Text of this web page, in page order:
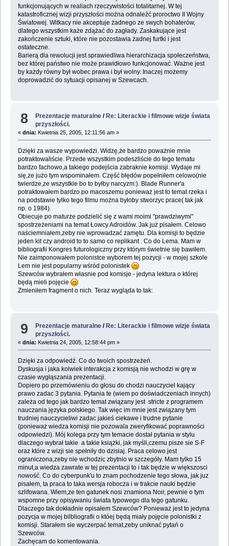
funkcjonujących w realiach rzeczywistości totalitarnej. W tej
katastroficznej wizji przyszłości można odnaleźć proroctwo II Wojny
Światowej. Witkacy nie akceptuje żadnego ze swych bohaterów,
dlatego wszystkim każe zdążać do zagłady. Zaskakujące jest
zakończenie sztuki, które nie pozostawia żadnej furtki i jest
ostateczne.
Barierą dla rewolucji jest sprawiedliwa hierarchizacja społeczeństwa,
bez której państwo nie może prawidłowo funkcjonować. Ważne jest
by każdy równy był wobec prawa i był wolny. Inaczej możemy
doprowadzić do sytuacji opisanej w Szewcach.
8 Prezentacje maturalne /Re: Literackie i filmowe wizje świata
przyszłości.
« dnia: Kwietnia 25, 2005, 12:11:56 am »
Dzięki za wasze wypowiedzi. Widzę,że bardzo poważnie mnie
potraktowaliście. Przede wszystkim podeszliście do tego tematu
bardzo fachowo,a takiego podejścia zabraknie komisji. Wydaje mi
się,ze jużo tym wspominałem. Część błędów popełniłem celowo(nie
twierdze,ze wszystkie bo to byłby narcyzm:). Blade Runner'a
potraktowałem bardzo po macoszemu ponieważ jest to temat rzeka i
na podstawie tylko tego filmu można byłoby stworzyc prace( tak jak
np. o 1984).
Obiecuje po maturze podzielić się z wami moimi "prawdziwymi"
spostrzeżeniami na temat Łowcy Adroidów. Jak już pisałem. Celowo
naściemniałem,zeby nie wprowadzać zamętu. Dla komisji to będzie
jeden kit czy android to to samo co replikant . Co do Lema. Mam w
bibliografii Kongres futurologiczny przy którym świetnie się bawiłem.
Nie zaimponowałem polonistce wyborem tej pozycji - w mojej szkole
Lem nie jest popularny wśród polonistek
Szewców wybrałem własnie pod komisje - jedyna lektura o której
będą mieli pojęcie
Zmieniłem fragment o nich. Teraz wygląda to tak:
9 Prezentacje maturalne / Re: Literackie i filmowe wizje świata
przyszłości.
« dnia: Kwietnia 24, 2005, 12:58:44 pm »
Dzięki za odpowiedź. Co do twoich spostrzeżeń.
Dyskusja i jaka kolwiek interakcja z komisją nie wchodzi w grę w
czasie wygłąszania prezentacji.
Dopiero po przemówieniu do głosu do chodzi nauczyciel kający
prawo zadac 3 pytania. Pytania te (wiem po doświadczeniach innych)
zależa od tego jak bardzo temat związany jest stricte z programem
nauczania języka polskiego. Tak więc im mnie jest związany tym
trudniej nauczycieliwi zadac jakieś ciekawe i trudne pytanie
(ponieważ wiedza komisji nie pozowala zweryfikować poprawności
odpowiedzi). Mój kolega przy tym temacie dostał pytania w stylu
dlaczego wybrał takie a takie książki, jak myśli,czemu pisze sie S-F
oraz które z wizji sie spełniły do dzisiaj. Praca celowo jest
ograniczona,zeby nie wchodzic zbytnio w szczegóły. Mam tylko 15
minut,a wiedza zawrate w tej prezentacji to i tak będzie w większosci
nowość. Co do cyberpunk'u to znam pochodzenie tego słowa, jak juz
pisałem, ta praca to taka wersja robocza i w trakcie nauki będzie
szlifowana. Wiem,ze ten gatunek nosi znamiona Noir, pewnie o tym
wspomne przy opisywaniu świata typowego dla tego gatunku.
Dlaczego tak dokładnie opisałem Szewców? Ponieważ jest to jedyna
pozycja w mojej bilbliografii o któej będą miały pojęcie polonistki z
komisji. Starałem sie wyczerpać temat,zeby uniknać pytań o
Szewców.
Zachęcam do komentowania.